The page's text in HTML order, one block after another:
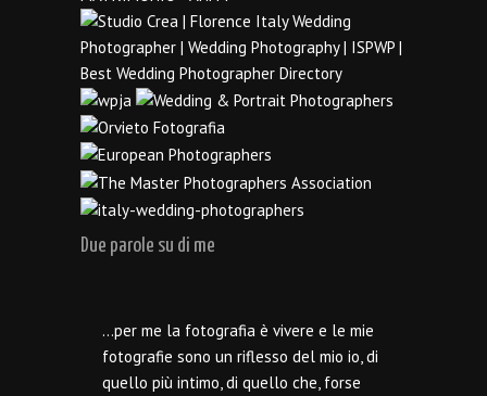
Due parole su di me
…per me la fotografia è vivere e le mie
fotografie sono un riflesso del mio io, di
quello più intimo, di quello che, forse